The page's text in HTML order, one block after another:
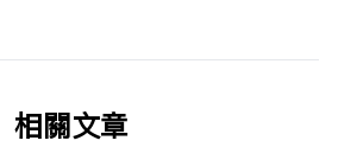
相关文章